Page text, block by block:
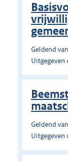
Geldend
Uitgegeven
Geldend
Uitgegeven